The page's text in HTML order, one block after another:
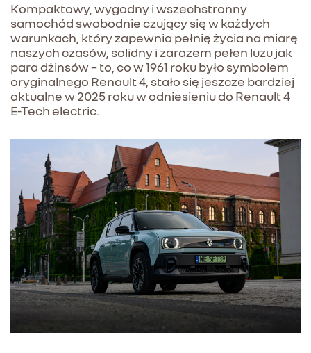
Kompaktowy, wygodny i wszechstronny
samochód swobodnie czujący się w każdych
warunkach, który zapewnia pełnię życia na miarę
naszych czasów, solidny i zarazem pełen luzu jak
para dżinsów – to, co w 1961 roku było symbolem
oryginalnego Renault 4, stało się jeszcze bardziej
aktualne w 2025 roku w odniesieniu do Renault 4
E-Tech electric.